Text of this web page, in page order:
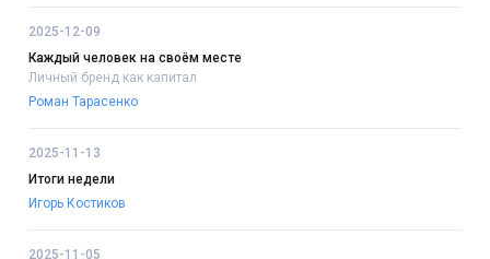
2025-12-09
Каждый человек на своём месте
Личный бренд как капитал
Роман Тарасенко
2025-11-13
Итоги недели
Игорь Костиков
2025-11-05